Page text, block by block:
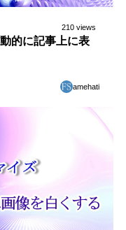
210 views
的に記事上に表
amehati